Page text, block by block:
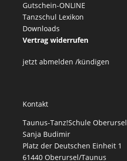
Gutschein-ONLINE
Tanzschul Lexikon
Downloads
Vertrag widerrufen
jetzt abmelden /kündigen
Kontakt
Taunus-Tanz!Schule Oberursel
Sanja Budimir
Platz der Deutschen Einheit 1
61440 Oberursel/Taunus